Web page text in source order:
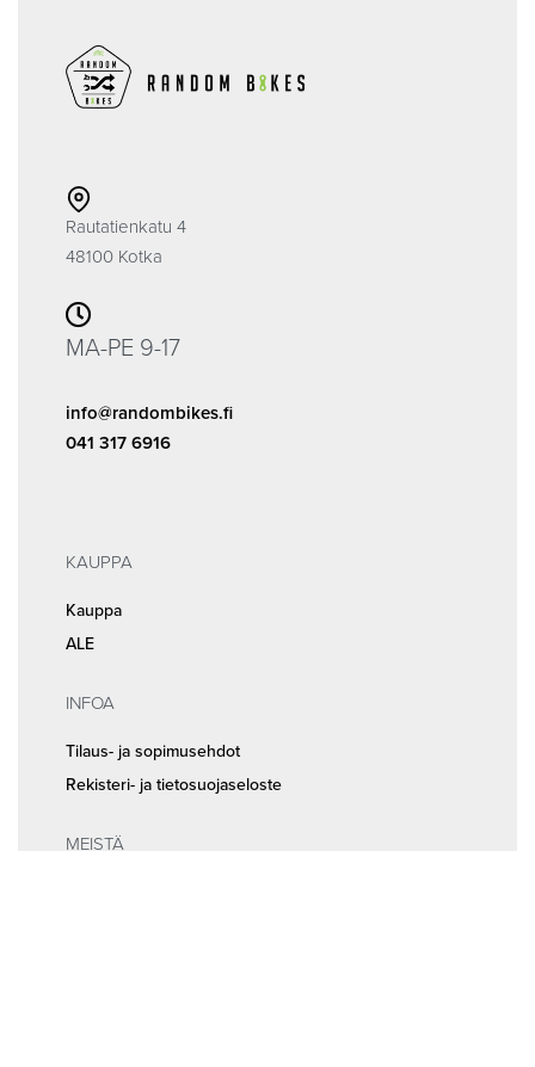
Rautatienkatu 4
48100 Kotka
MA-PE 9-17
info@randombikes.fi
041 317 6916
KAUPPA
Kauppa
ALE
INFOA
Tilaus- ja sopimusehdot
Rekisteri- ja tietosuojaseloste
MEISTÄ